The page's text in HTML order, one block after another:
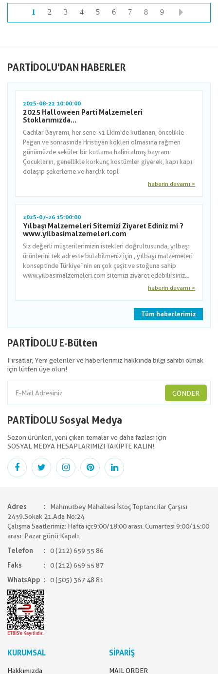
1 2 3 4 5 6 7 8 9
PARTIDOLU'DAN HABERLER
2025-08-22 10:00:00
2025 Halloween Parti Malzemeleri
Stoklarımızda...
Cadılar Bayramı, her sene 31 Ekim'de kutlanan, öncelikle
Pagan ve sonrasında Hristiyan kökleri olmasına rağmen
günümüzde seküler bir kutlama halini almış bayram.
Çocukların, genellikle korkunç kostümler giyerek, kapı kapı
dolaşıp şekerleme ve harçlık topl
haberin devamı >
2025-07-26 15:00:00
Yılbaşı Malzemeleri Sitemizi Ziyaret Ediniz mi ?
www.yilbasimalzemeleri.com
Siz değerli müşterilerimizin istekleri doğrultusunda, yılbaşı
ürünlerini tek adreste bulabilmeniz için , yılbaşı malzemeleri
konseptinde Türkiye´nin en çok çeşit ve stoğuna sahip
www.yilbasimalzemeleri.com sitemizi ziyaret edebilirsiniz...
haberin devamı >
Tüm haberlerimiz
PARTİDOLU E-Bülten
Fırsatlar, Yeni gelenler ve haberlerimiz hakkında bilgi sahibi olmak
için lütfen üye olun!
GÖNDER
PARTİDOLU Sosyal Medya
Sezon ürünleri, yeni çıkan temalar ve daha fazlası için
SOSYAL MEDYA HESAPLARIMIZI TAKİPTE KALIN!
Adres
Mahmutbey Mahallesi İstoç Toptancılar Çarşısı
2439.Sokak 21.Ada No:24
Çalışma Saatlerimiz: Hafta içi:9:00/18:00 arası. Cumartesi 9:00/15:00
arası. Pazar günü:Kapalı.
Telefon
0 (212) 659 55 86
Faks
0 (212) 659 55 87
WhatsApp
0 (505) 367 48 81
KURUMSAL
Hakkımızda
SİPARİŞ
MAIL ORDER